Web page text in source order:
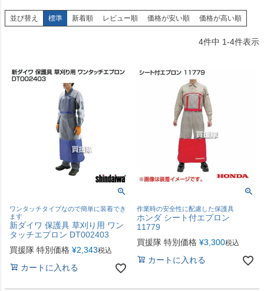
並び替え 標準 新着順 レビュー順 価格が安い順 価格が高い順
4件中 1-4件表示
ワンタッチタイプなので簡単に装着でき
ます
新ダイワ 保護具 草刈り用 ワン
タッチエプロン DT002403
買援隊 特別価格 ¥2,343税込
カートに入れる
作業時の安全性に配慮した保護具
ホンダ シート付エプロン
11779
買援隊 特別価格 ¥3,300税込
カートに入れる